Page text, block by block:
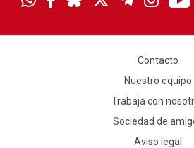
Contacto
Nuestro equipo
Trabaja con
Sociedad de
Aviso legal